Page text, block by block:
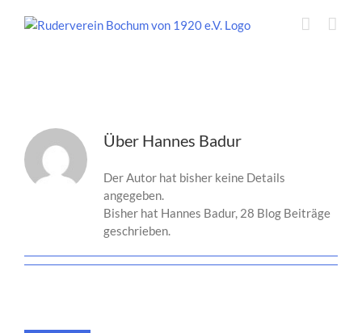
Inhalt
Über Hannes Badur
Der Autor hat bisher keine Details
angegeben.
Bisher hat Hannes Badur, 28 Blog Beiträge
geschrieben.